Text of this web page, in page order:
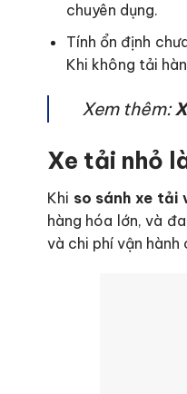
chuyên dụng.
Tính ổn định
Khi không tải
Xem thêm:
Xe tải nhỏ
Khi so sánh xe tải
hàng hóa lớn, và
và chi phí vận hành